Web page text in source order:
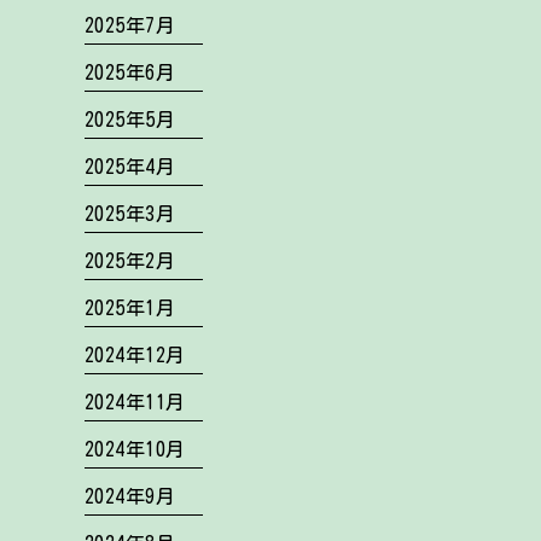
2025年7月
2025年6月
2025年5月
2025年4月
2025年3月
2025年2月
2025年1月
2024年12月
2024年11月
2024年10月
2024年9月